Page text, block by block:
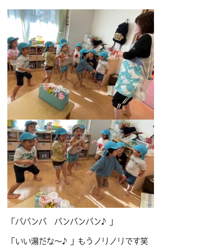
「ババンバ バンバンバン♪」
「いい湯だな～♪」もうノリノリです笑